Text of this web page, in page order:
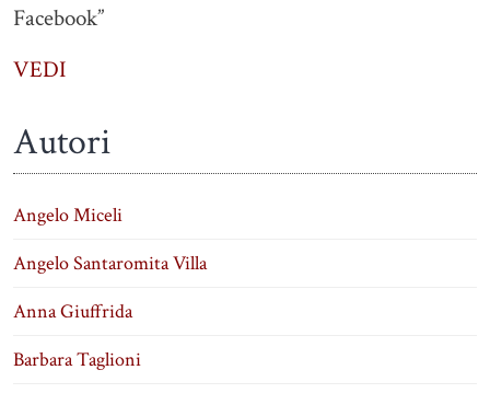
Facebook”
VEDI
Autori
Angelo Miceli
Angelo Santaromita Villa
Anna Giuffrida
Barbara Taglioni